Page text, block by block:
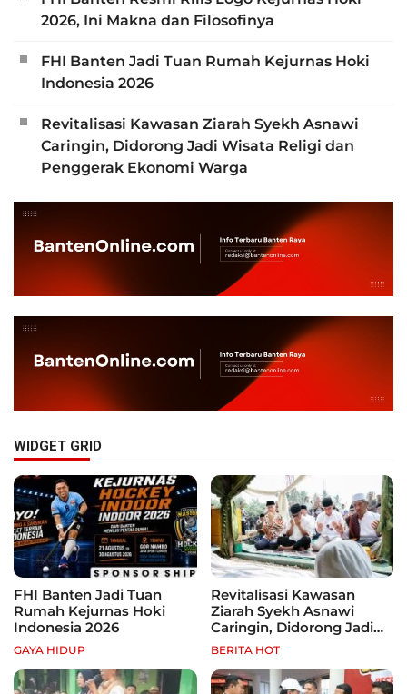
2026, Ini Makna dan Filosofinya
FHI Banten Jadi Tuan Rumah Kejurnas Hoki
Indonesia 2026
Revitalisasi Kawasan Ziarah Syekh Asnawi
Caringin, Didorong Jadi Wisata Religi dan
Penggerak Ekonomi Warga
WIDGET GRID
FHI Banten Jadi Tuan
Rumah Kejurnas Hoki
Indonesia 2026
GAYA HIDUP
Revitalisasi Kawasan
Ziarah Syekh Asnawi
Caringin, Didorong Jadi
Wisata Religi dan
Penggerak Ekonomi
Warga
BERITA HOT